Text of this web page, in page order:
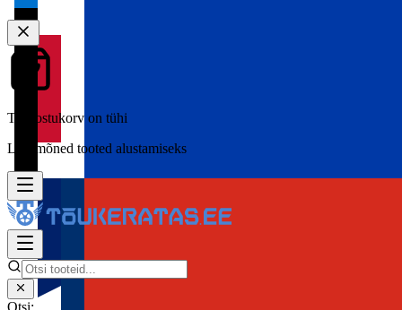
Teie ostukorv on tühi
Lisa mõned tooted alustamiseks
Otsi: